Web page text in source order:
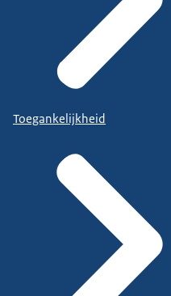
Toegankelijkheid